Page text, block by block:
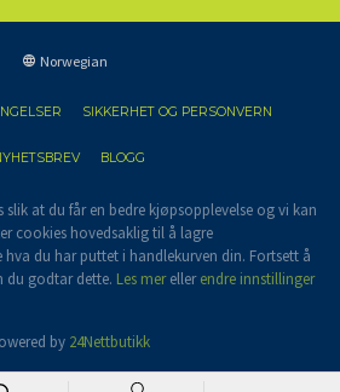
Norwegian
SIKKERHET OG PERSONVERN
BLOGG
at du får en bedre kjøpsopplevelse og vi kan
cookies hovedsaklig til å lagre
du har puttet i handlekurven din. Fortsett å
du godtar dette. Les merellerendre innstillinger
by 24Nettbutikk